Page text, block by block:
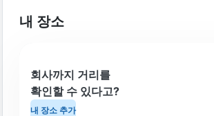
내 장소
회사까지 거리를
확인할 수 있다고?
내 장소 추가